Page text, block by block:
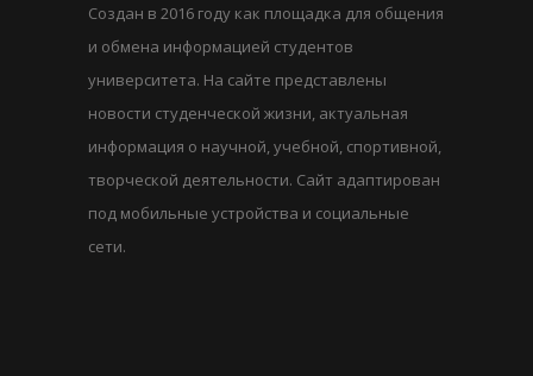
Создан в 2016 году как площадка для общения
и обмена информацией студентов
университета. На сайте представлены
новости студенческой жизни, актуальная
информация о научной, учебной, спортивной,
творческой деятельности. Сайт адаптирован
под мобильные устройства и социальные
сети.